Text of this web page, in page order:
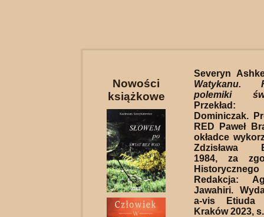
Nowości
książkowe
Severyn
Watykanu.
polemiki
Dominiczak.
RED Paweł
okładce
Zdzisława
1984, za
Redakcja:
Jawahiri.
a-vis
Kraków 2023,